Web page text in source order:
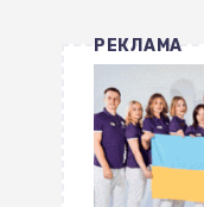
РЕКЛАМА